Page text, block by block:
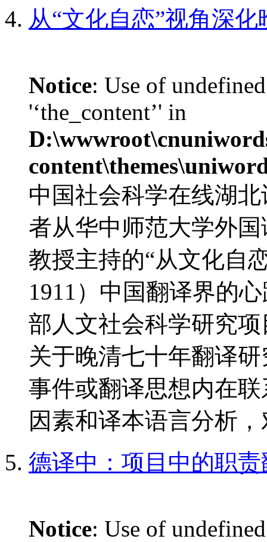
从“文化自恋”视角深
Notice: Use of
'‘the_content’' in
中国社会科学在线湖
者从华中师范大学外
教授主持的“从文化自
1911）中国翻译界的
部人文社会科学研究
关于晚清七十年翻译
事件或翻译思想内在
因素和译本语言分析
德译中：项目中的职
Notice: Use of